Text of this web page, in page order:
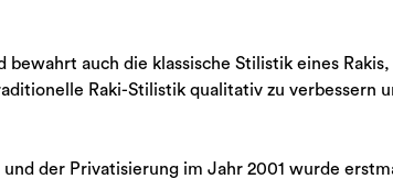
auch die klassische Stilistik eines
Raki-Stilistik qualitativ zu verbessern
der Privatisierung im Jahr 2001 wurde